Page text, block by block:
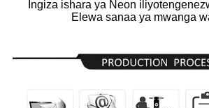
Ingiza ishara ya Neon
Elewa sanaa ya mwanga